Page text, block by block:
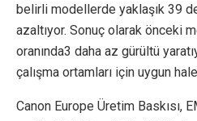
belirli modellerde yaklaşık 39
azaltıyor. Sonuç olarak önceki
oranında3 daha az gürültü
çalışma ortamları için uygun
Canon Europe Üretim Baskısı,